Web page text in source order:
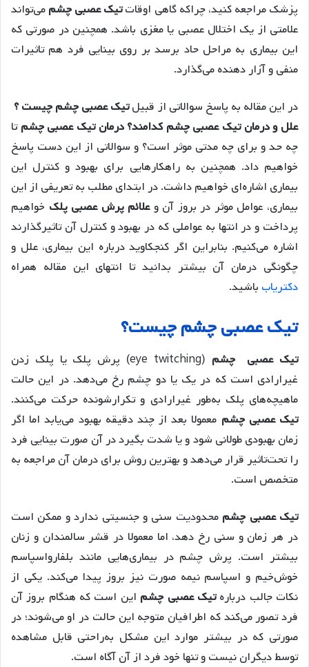
پزشک مراجعه کنید، چراکه گاهی اوقاتتیک عصبی چشممی‌تواند
علامتی از یک اختلال عصبی یا مغزی باشد. همچنین در صورتی که
این بیماری به مراحل حاد برسد بر روی بینایی فرد هم تاثیرات
منفی و آزار دهنده می‌گذارد.
در این مقاله به پاسخ سوالاتی از قبیلتیک عصبی چشم چیست ؟
علل و درمان تیک عصبی چشم کدامند؟ درمان تیک عصبی چشمتا
چه حد و برای چه مدتی موثر است؟ و سوالاتی از این دست پاسخ
خواهیم داد. همچنین به راهکارهایی برای بهبود و کنترل این
بیماری اشاره‌ای خواهیم داشت. در ابتدای مطلب به تعریفی از این
بیماری، عوامل موثر در بروز آن وعلائم پرش عصبی پلک خواهیم
پرداخت و در انتها به عواملی که در بهبود و کنترل آن تاثیرگذارند
اشاره می‌کنیم. بنابراین اگر کنجکاوید درباره این بیماری، علل و
چگونگی درمان آن بیشتر بدانید تا انتهای این مقاله همراه
دکتریاب باشید.
تیک عصبی چشم چیست؟
تیک عصبی چشم
(eye twitching) پرش پلک یا پلک زدن
غیرارادی است که در یک یا دو چشم رخ می‌دهد. در این حالت
ماهیچه‌های پلک به‌‌طور غیرارادی و تکرار‌شونده حرکت می‌کنند.
تیک عصبی چشم معمولا بعد از چند دقیقه بهبود می‌یابد اما اگر
زمان بهبودی طولانی شود و یا شدت بگیرد در آن صورت بینایی فرد
را تحت‌تاثیر قرار می‌دهد و بهترین روش برای درمان آن مراجعه به
متخصص است.
تیک عصبی چشممحدودیت سنی و جنسیتی ندارد و ممکن است
در هر زمان و سنی رخ دهد، اما معمولا در قشر سالمندان و زنان
بیشتر است. پرش چشم در بیماری‌هایی مانند بلفارواسپاسم
خوش‌خیم و اسپاسم نیمه صورت نیز بروز پیدا می‌کند. یکی از
نکات جالب دربارهتیک عصبی چشم این است که هنگام بروز آن
فرد تصور می‌کند که اطرافیان متوجه این حالت در او می‌شوند؛ در
صورتی که در بیشتر موارد این مشکل به‌راحتی قابل مشاهده
توسط دیگران نیست و تنها خود فرد از آن آگاه است.